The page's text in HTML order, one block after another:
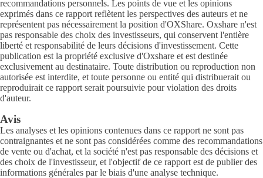
recommandations personnels. Les points de vue et les opinions
exprimés dans ce rapport reflètent les perspectives des auteurs et ne
représentent pas nécessairement la position d'OXShare. Oxshare n'est
pas responsable des choix des investisseurs, qui conservent l'entière
liberté et responsabilité de leurs décisions d'investissement. Cette
publication est la propriété exclusive d'Oxshare et est destinée
exclusivement au destinataire. Toute distribution ou reproduction non
autorisée est interdite, et toute personne ou entité qui distribuerait ou
reproduirait ce rapport serait poursuivie pour violation des droits
d'auteur.
Avis
Les analyses et les opinions contenues dans ce rapport ne sont pas
contraignantes et ne sont pas considérées comme des recommandations
de vente ou d'achat, et la société n'est pas responsable des décisions et
des choix de l'investisseur, et l'objectif de ce rapport est de publier des
informations générales par le biais d'une analyse technique.